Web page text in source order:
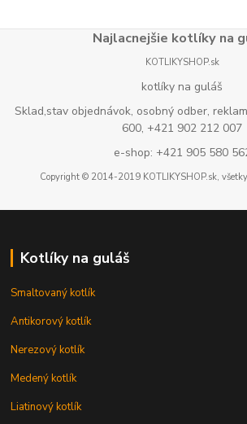
Najlacnejšie kotlíky na
KOTLIKYSHOP.sk
kotlíky na guláš
Sklad,stav objednávok, osobný odber,
600, +421 902 212 007
e-shop: +421 905 580
Copyright © 2014-2019 KOTLIKYSHOP.sk,
Kotlíky na guláš
Smaltovaný kotlík
Antikorový kotlík
Nerezový kotlík
Medený kotlík
Liatinový kotlík